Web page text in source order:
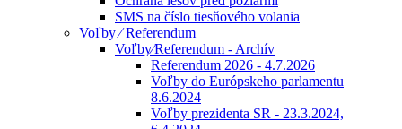
SMS na číslo tiesňového volania
Voľby ⁄ Referendum
Voľby⁄Referendum - Archív
Referendum 2026 - 4.7.2026
Voľby do Európskeho parlamentu
8.6.2024
Voľby prezidenta SR - 23.3.2024,